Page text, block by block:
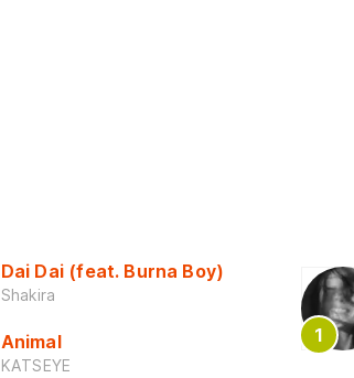
Dai Dai (feat. Burna Boy)
Shakira
Animal
KATSEYE